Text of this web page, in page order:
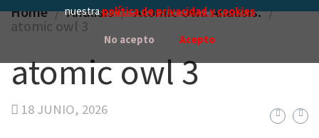
nuestrapolítica de privacidad y cookies
No acepto Acepto
Home Analisis Atomic Owl. Análisis.
atomic owl 3
atomic owl 3
18 JUNIO, 2026